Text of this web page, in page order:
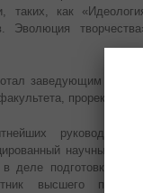
таких, как
заведующим
проректором
руководителей
научный
деле подготовки
высшего